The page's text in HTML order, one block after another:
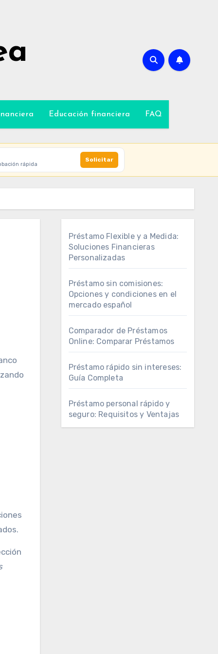
Educación financiera FAQ
rápida
Solicitar
Préstamo Flexible y a Medida:
Soluciones Financieras
Personalizadas
Préstamo sin comisiones:
Opciones y condiciones en el
mercado español
Comparador de Préstamos
Online: Comparar Préstamos
Préstamo rápido sin intereses:
Guía Completa
Préstamo personal rápido y
seguro: Requisitos y Ventajas